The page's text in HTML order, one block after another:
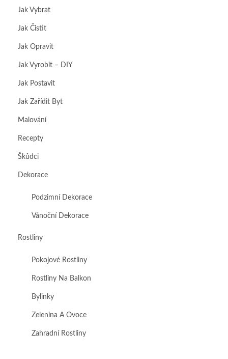
Jak Vybrat
Jak Čistit
Jak Opravit
Jak Vyrobit – DIY
Jak Postavit
Jak Zařídit Byt
Malování
Recepty
Škůdci
Dekorace
Podzimní Dekorace
Vánoční Dekorace
Rostliny
Pokojové Rostliny
Rostliny Na Balkon
Bylinky
Zelenina A Ovoce
Zahradní Rostliny